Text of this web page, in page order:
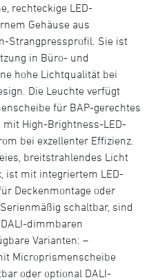
rechteckige LED-
Gehäuse aus
Strangpressprofil. Sie ist
in Büro- und
hohe Lichtqualität bei
Die Leuchte verfügt
für BAP-gerechtes
mit High-Brightness-LED-
bei exzellenter Effizienz.
breitstrahlendes Licht
ist mit integriertem LED-
Deckenmontage oder
schaltbar, sind
dimmbaren
Varianten: –
Microprismenscheibe
oder optional DALI-